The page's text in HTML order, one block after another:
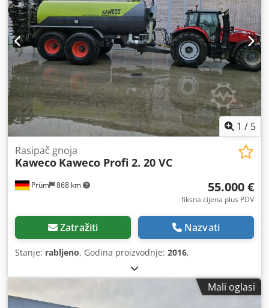
1 / 5
Prüm 868 km
Rasipač gnoja
Kaweco Kaweco Profi 2. 20 VC
55.000 €
fiksna cijena plus PDV
Zatražiti Nazvati
Stanje: rabljeno, Godina proizvodnje: 2016,
Mali oglasi